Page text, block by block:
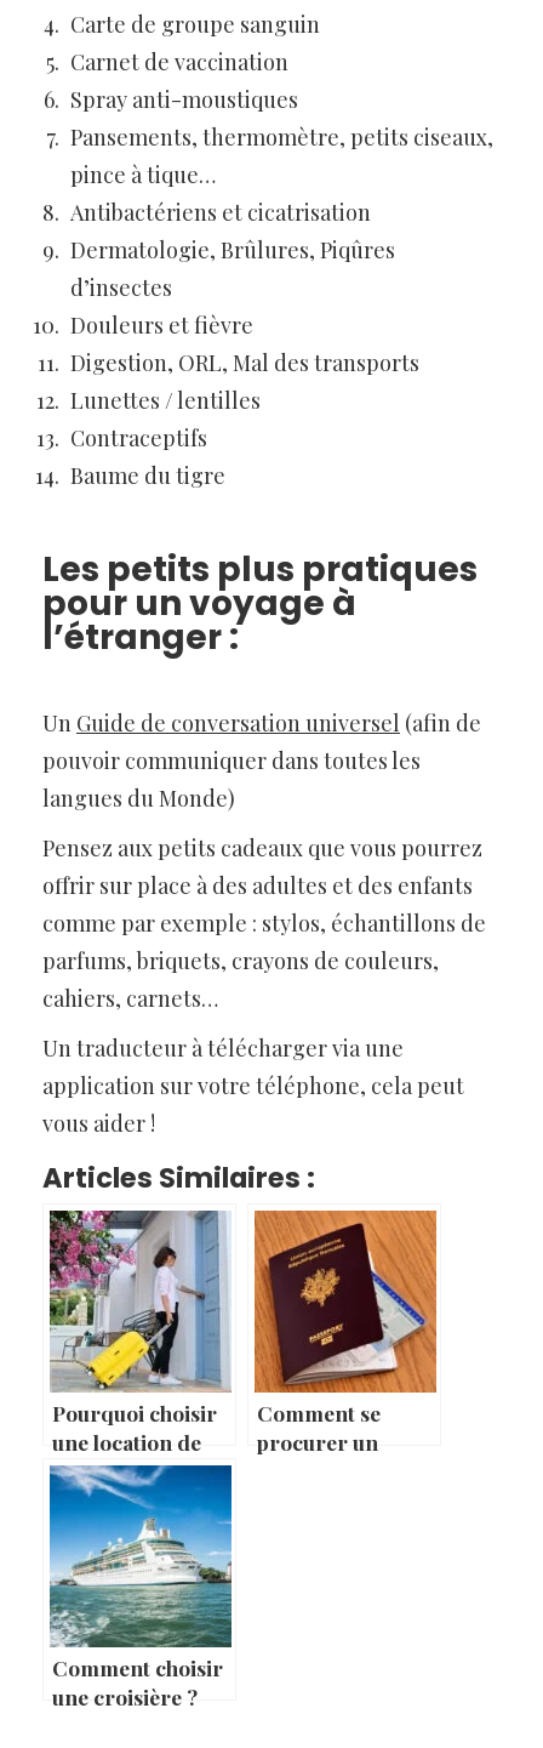
Carte de groupe sanguin
Carnet de vaccination
Spray anti-moustiques
Pansements, thermomètre, petits ciseaux,
pince à tique…
Antibactériens et cicatrisation
Dermatologie, Brûlures, Piqûres
d’insectes
Douleurs et fièvre
Digestion, ORL, Mal des transports
Lunettes / lentilles
Contraceptifs
Baume du tigre
Les petits plus pratiques
pour un voyage à
l’étranger :
Un Guide de conversation universel (afin de
pouvoir communiquer dans toutes les
langues du Monde)
Pensez aux petits cadeaux que vous pourrez
offrir sur place à des adultes et des enfants
comme par exemple : stylos, échantillons de
parfums, briquets, crayons de couleurs,
cahiers, carnets…
Un traducteur à télécharger via une
application sur votre téléphone, cela peut
vous aider !
Articles Similaires :
Pourquoi choisir
une location de
vacances ?
Comment se
procurer un
Comment choisir
une croisière ?